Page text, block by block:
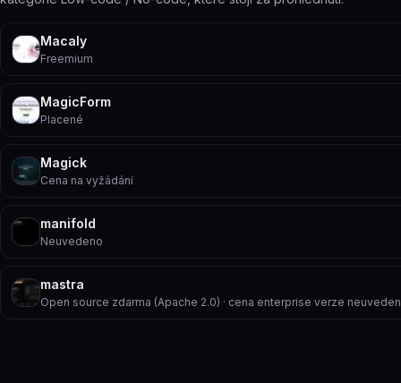
Macaly
Freemium
MagicForm
Placené
Magick
Cena na vyžádání
manifold
Neuvedeno
mastra
Open source zdarma (Apache 2.0) · cena enterprise verze